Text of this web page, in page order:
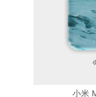
小米